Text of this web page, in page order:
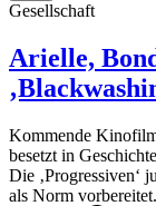
Gesellschaft
Arielle,
Kommende
besetzt in
Die ‚Progressiven‘ jubeln und die Gesellschaft wird auf Multikulti
als Norm vorbereitet.